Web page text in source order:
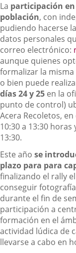
La participación
población, con
pudiendo hacerse la
datos personales
correo electrónico:
aunque quienes
formalizar la
o bien puede
días 24 y 25 en la
punto de control)
Acera Recoletos,
10:30 a 13:30 horas
13:30.
Este año se
plazo para para
finalizando el rally
conseguir
durante el fin de
participación a
formación en el
actividad lúdica de
llevarse a cabo en